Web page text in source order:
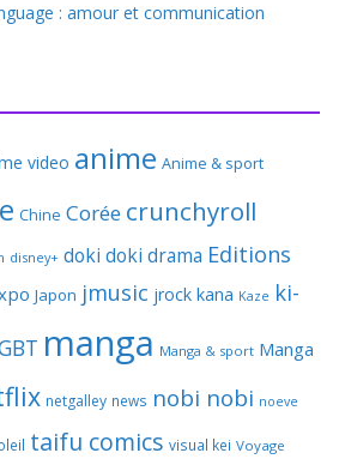
: amour et communication
video anime Anime & sport
Chine Corée crunchyroll
disney+ doki doki drama Editions
Japon jmusic jrock kana Kaze ki-
manga Manga & sport Manga
netgalley news nobi nobi noeve
taifu comics visual kei Voyage